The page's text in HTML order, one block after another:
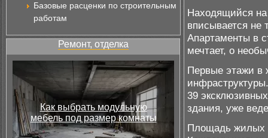
Базовые расценки по строительным
работам
Ремонт, отделка
Как выбрать модульную
мебель под размер комнаты
Находящийся
вписывается не
Апартаменты в
мечтает, о
Первые этажи в
39
здания, уже
Площадь жилых